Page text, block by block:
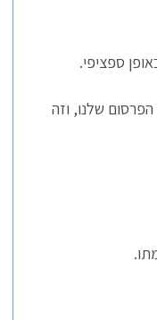
ספציפי.
שלנו, וזה